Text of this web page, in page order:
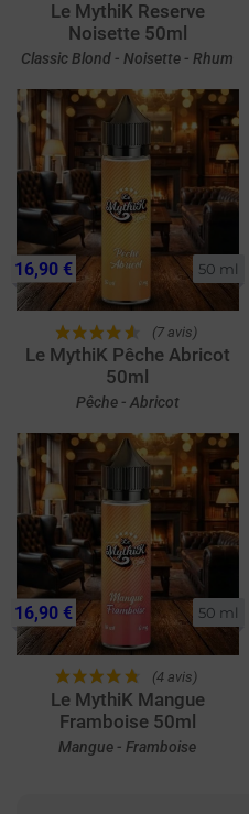
Le MythiK Reserve
Noisette 50ml
Classic Blond - Noisette - Rhum
50 ml
(7 avis)
Le MythiK Pêche Abricot
50ml
Pêche - Abricot
16,90 €
50 ml
(4 avis)
Le MythiK Mangue
Framboise 50ml
Mangue - Framboise
16,90 €